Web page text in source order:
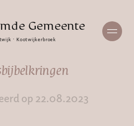
Gemeente
· Kootwijkerbroek
op 22.08.2023